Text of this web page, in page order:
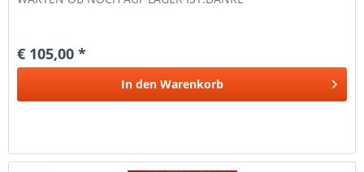
€ 105,00 *
In den Warenkorb